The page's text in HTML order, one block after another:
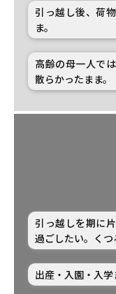
引っ越し後、荷
ま。
高齢の母一人で
散らかったまま。
引っ越しを期に
過ごしたい。くつ
出産・入園・入学